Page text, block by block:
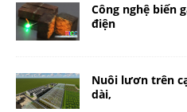
Công nghệ biến
điện
Nuôi lươn trên
dài,